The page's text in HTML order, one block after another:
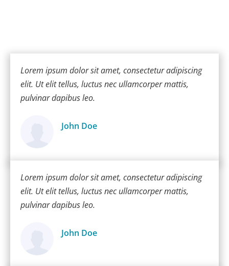
Lorem ipsum dolor sit amet, consectetur adipiscing
elit. Ut elit tellus, luctus nec ullamcorper mattis,
pulvinar dapibus leo.
John Doe
Lorem ipsum dolor sit amet, consectetur adipiscing
elit. Ut elit tellus, luctus nec ullamcorper mattis,
pulvinar dapibus leo.
John Doe